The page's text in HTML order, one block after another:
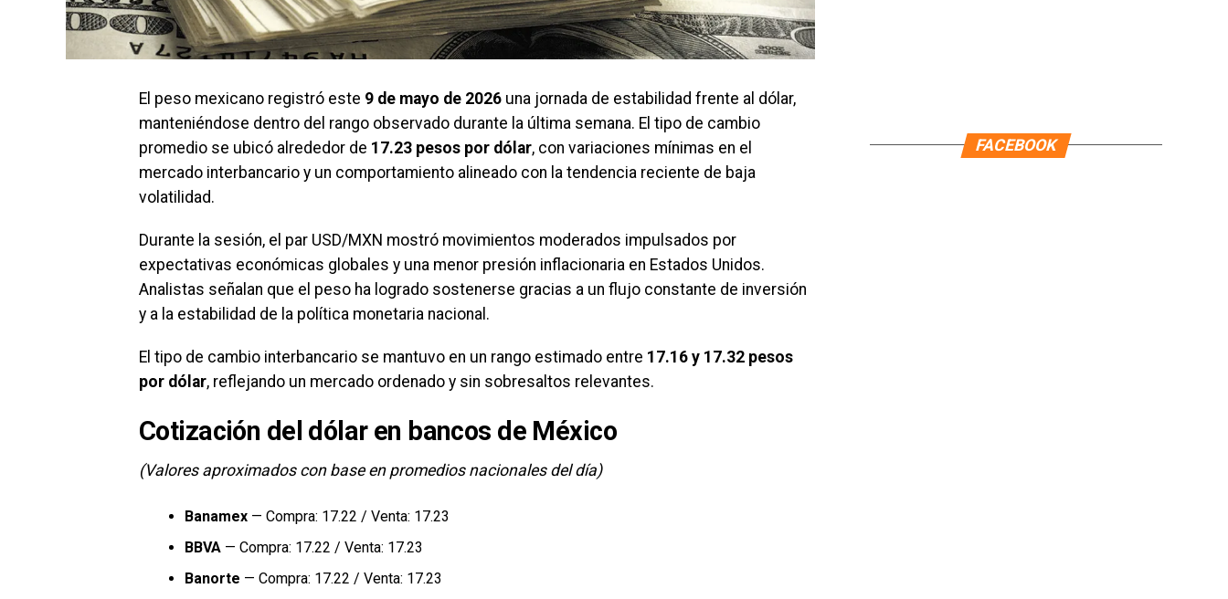
El peso mexicano registró este 9 de mayo de 2026 una jornada de estabilidad frente al dólar,
manteniéndose dentro del rango observado durante la última semana. El tipo de cambio
promedio se ubicó alrededor de 17.23 pesos por dólar, con variaciones mínimas en el
mercado interbancario y un comportamiento alineado con la tendencia reciente de baja
volatilidad.
Durante la sesión, el par USD/MXN mostró movimientos moderados impulsados por
expectativas económicas globales y una menor presión inflacionaria en Estados Unidos.
Analistas señalan que el peso ha logrado sostenerse gracias a un flujo constante de inversión
y a la estabilidad de la política monetaria nacional.
El tipo de cambio interbancario se mantuvo en un rango estimado entre 17.16 y 17.32 pesos
por dólar, reflejando un mercado ordenado y sin sobresaltos relevantes.
Cotización del dólar en bancos de México
(Valores aproximados con base en promedios nacionales del día)
Banamex — Compra: 17.22 / Venta: 17.23
BBVA — Compra: 17.22 / Venta: 17.23
Banorte — Compra: 17.22 / Venta: 17.23
FACEBOOK